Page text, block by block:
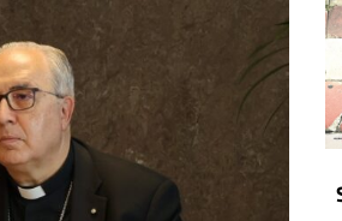
Blog Mensajes guardados
La columna